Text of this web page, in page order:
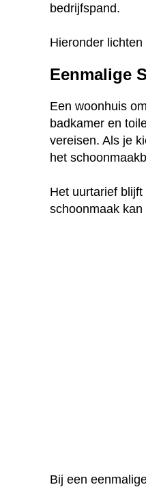
bedrijfspand.
Hieronder
Eenmalige
Een woonhuis
badkamer en
vereisen. Als je
het
Het uurtarief
schoonmaak
Bij een